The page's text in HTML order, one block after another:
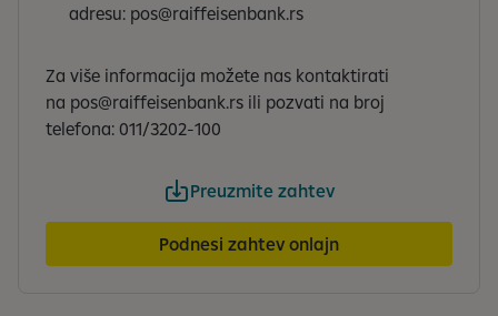
adresu: pos@raiffeisenbank.rs
Za više informacija možete nas kontaktirati
na pos@raiffeisenbank.rs ili pozvati na broj
telefona: 011/3202-100
Preuzmite zahtev
Podnesi zahtev onlajn